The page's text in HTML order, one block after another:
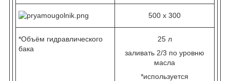
500 х 300
*Объём гидравлического
бака
25 л
заливать 2/3 по уровню
масла
*используется